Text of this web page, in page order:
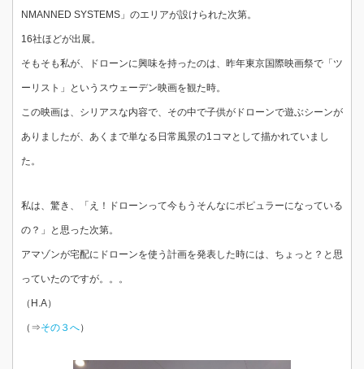
NMANNED SYSTEMS」のエリアが設けられた次第。
16社ほどが出展。
そもそも私が、ドローンに興味を持ったのは、昨年東京国際映画祭で「ツ
ーリスト」というスウェーデン映画を観た時。
この映画は、シリアスな内容で、その中で子供がドローンで遊ぶシーンが
ありましたが、あくまで単なる日常風景の1コマとして描かれていまし
た。
私は、驚き、「え！ドローンって今もうそんなにポピュラーになっている
の？」と思った次第。
アマゾンが宅配にドローンを使う計画を発表した時には、ちょっと？と思
っていたのですが。。。
（H.A）
（⇒その３へ）